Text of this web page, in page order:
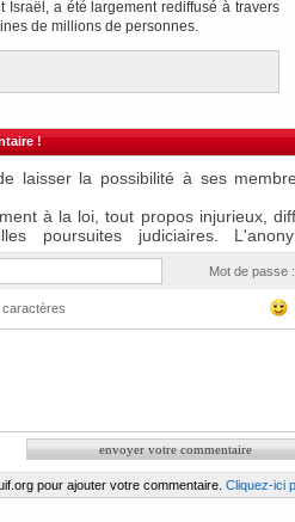
Israël, a été largement rediffusé à travers
de millions de personnes.
!
Mot de passe :
caractères
pour ajouter votre commentaire. Cliquez-ici